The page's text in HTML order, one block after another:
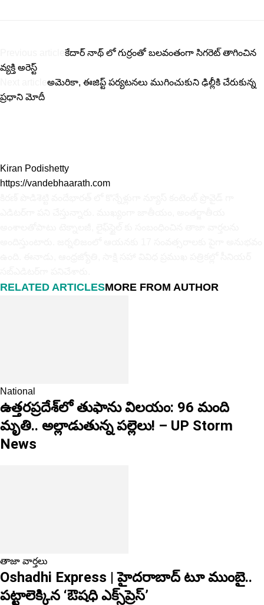
కేదార్ నాథ్ లో గుర్రంతో బలవంతంగా సిగరెట్ తాగించిన
వ్యక్తి అరెస్ట్
అమెరికా, ఈజిప్ట్ పర్యటనలు ముగించుకుని ఢిల్లీకి చేరుకున్న
ప్రధాని మోదీ
Kiran Podishetty
https://vandebhaarath.com
RELATED ARTICLESMORE FROM AUTHOR
National
ఉత్తరప్రదేశ్‌లో తుఫాను విలయం: 96 మంది
మృతి.. అల్లాడుతున్న పల్లెలు! – UP Storm
News
తాజా వార్తలు
Oshadhi Express | హైదరాబాద్ టూ ముంబై..
పట్టాలెక్కిన ‘ఔషధి ఎక్స్‌ప్రెస్’